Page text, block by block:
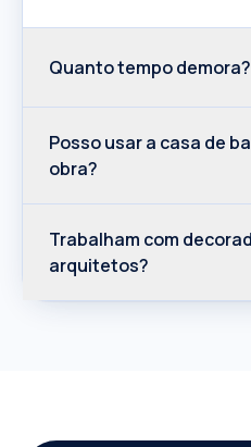
Quanto tempo demora?
Posso usar a casa de
obra?
Trabalham com
arquitetos?